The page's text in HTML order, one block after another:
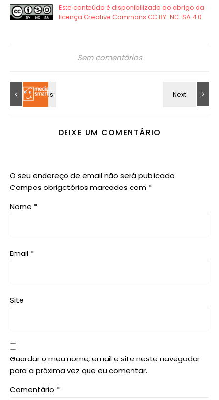
Sem comentários
DEIXE UM COMENTÁRIO
O seu endereço de email não será publicado.
Campos obrigatórios marcados com *
Nome *
Email *
Site
Guardar o meu nome, email e site neste navegador
para a próxima vez que eu comentar.
Comentário *